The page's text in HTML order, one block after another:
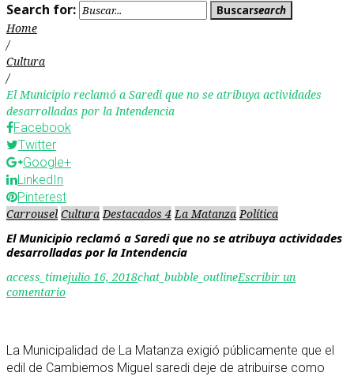
Search for:
Buscarsearch
Home
/
Cultura
/
El Municipio reclamó a Saredi que no se atribuya actividades
desarrolladas por la Intendencia
Facebook
Twitter
Google+
LinkedIn
Pinterest
Carrousel Cultura Destacados 4 La Matanza Política
El Municipio reclamó a Saredi que no se atribuya actividades
desarrolladas por la Intendencia
access_timejulio 16, 2018chat_bubble_outlineEscribir un
comentario
La Municipalidad de La Matanza exigió públicamente que el
edil de Cambiemos Miguel saredi deje de atribuirse como